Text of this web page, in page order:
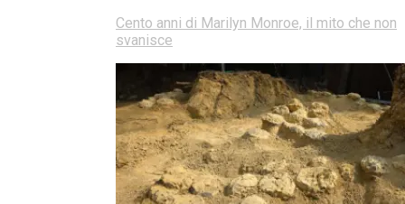
Cento anni di Marilyn Monroe, il mito che non
svanisce